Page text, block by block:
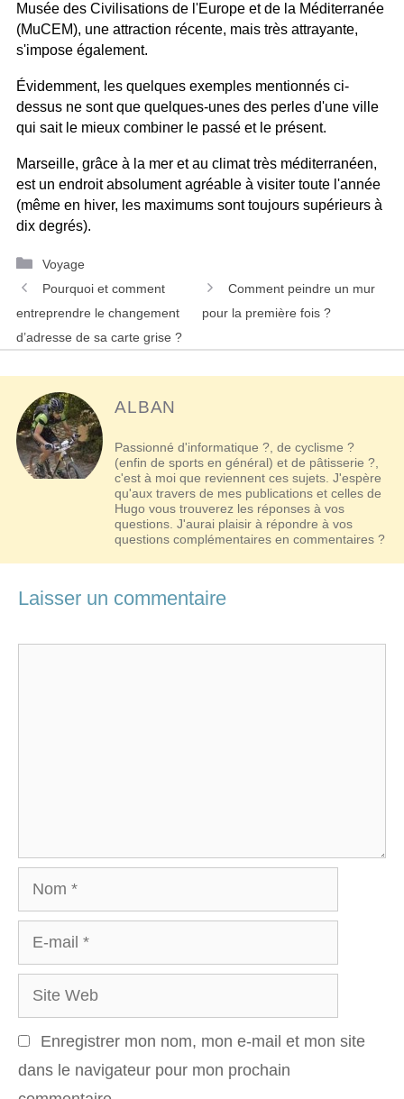
Musée des Civilisations de l'Europe et de la Méditerranée
(MuCEM), une attraction récente, mais très attrayante,
s'impose également.
Évidemment, les quelques exemples mentionnés ci-
dessus ne sont que quelques-unes des perles d'une ville
qui sait le mieux combiner le passé et le présent.
Marseille, grâce à la mer et au climat très méditerranéen,
est un endroit absolument agréable à visiter toute l'année
(même en hiver, les maximums sont toujours supérieurs à
dix degrés).
Catégories
Voyage
Navigation
des
articles
Pourquoi et comment
entreprendre le changement
d’adresse de sa carte grise ?
Comment peindre un mur
pour la première fois ?
ALBAN
Passionné d'informatique ?, de cyclisme ?
(enfin de sports en général) et de pâtisserie ?,
c'est à moi que reviennent ces sujets. J'espère
qu'aux travers de mes publications et celles de
Hugo vous trouverez les réponses à vos
questions. J'aurai plaisir à répondre à vos
questions complémentaires en commentaires ?
Laisser un commentaire
Nom
mail
Site
Web
Enregistrer mon nom, mon e-mail et mon site
dans le navigateur pour mon prochain